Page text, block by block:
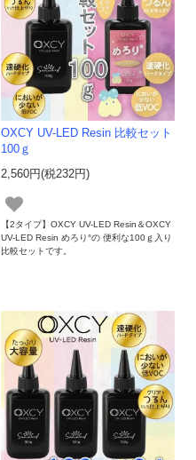
OXCY UV-LED Resin 比較セット
100ｇ
2,560円(税232円)
【2タイプ】OXCY UV-LED Resin＆OXCY
UV-LED Resin めろり°の 便利な100ｇ入り
比較セットです。